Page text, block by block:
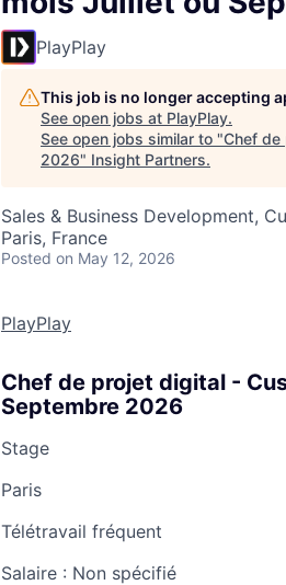
PlayPlay
This job is no longer accepting
See open jobs at PlayPlay.
See open jobs similar to "Chef de
2026" Insight Partners.
Sales & Business Development,
Paris, France
Posted on May 12, 2026
PlayPlay
Chef de projet digital -
Septembre 2026
Stage
Paris
Télétravail fréquent
Salaire : Non spécifié